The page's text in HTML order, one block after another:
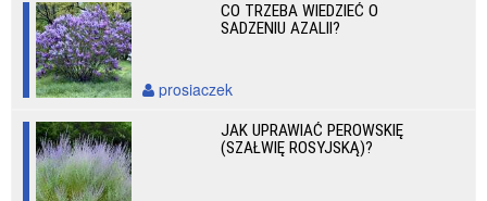
CO TRZEBA WIEDZIEĆ O
SADZENIU AZALII?
prosiaczek
JAK UPRAWIAĆ PEROWSKIĘ
(SZAŁWIĘ ROSYJSKĄ)?